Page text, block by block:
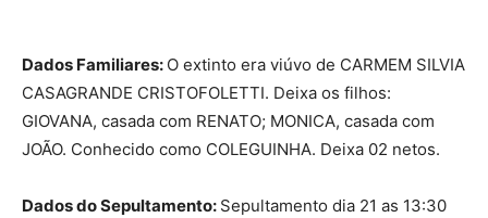
Dados Familiares: O extinto era viúvo de CARMEM SILVIA
CASAGRANDE CRISTOFOLETTI. Deixa os filhos:
GIOVANA, casada com RENATO; MONICA, casada com
JOÃO. Conhecido como COLEGUINHA. Deixa 02 netos.
Dados do Sepultamento: Sepultamento dia 21 as 13:30